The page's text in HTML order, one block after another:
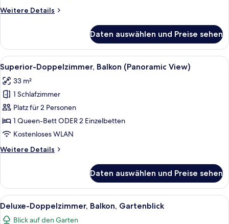
anzeigen
Weitere Details
Weitere
Doppelzimmer
zur
Einzelnutzung,
Gartenblick
Daten auswählen und Preise sehen
Alle
Fotos
für
Superior-
Doppelzimmer,
Balkon
(Panoramic
anzeigen
Ein Hotelzimmer mit einem großen
10
Superior-Doppelzimmer, Balkon (Panoramic View)
33 m²
1 Schlafzimmer
Platz für 2 Personen
1 Queen-Bett ODER 2 Einzelbetten
Kostenloses WLAN
Weitere Details
Weitere
Doppelzimmer,
Balkon
(Panoramic
View)
Daten auswählen und Preise sehen
Alle
Fotos
Ein Doppelbett mit weißer
7
Deluxe-Doppelzimmer, Balkon, Gartenblick
Blick auf den Garten